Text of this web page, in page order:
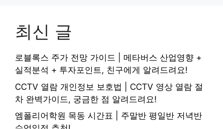
최신 글
로블록스 주가 전망 가이드 | 메타버스 산업영향 +
실적분석 + 투자포인트, 친구에게 알려드려요!
CCTV 열람 개인정보 보호법 | CCTV 영상 열람 절
차 완벽가이드, 궁금한 점 알려드려요!
엠폴리어학원 목동 시간표 | 주말반 평일반 저녁반